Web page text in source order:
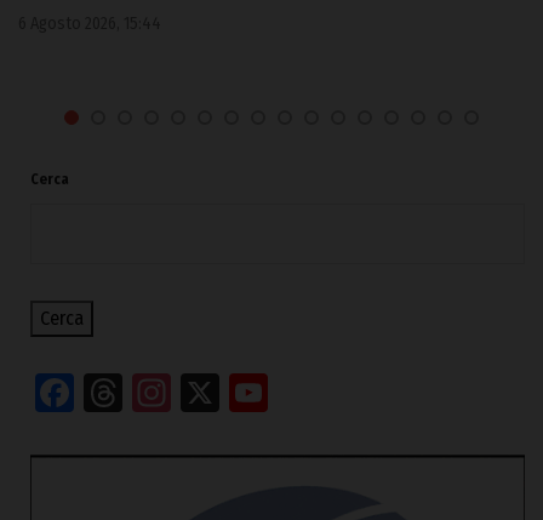
Cerca
Cerca
Facebook
Threads
Instagram
X